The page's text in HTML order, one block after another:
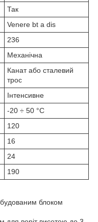
Так
Venere bt a dis
236
Механічна
Канат або сталевий
трос
Інтенсивне
-20 ÷ 50 °C
120
16
24
190
блоком